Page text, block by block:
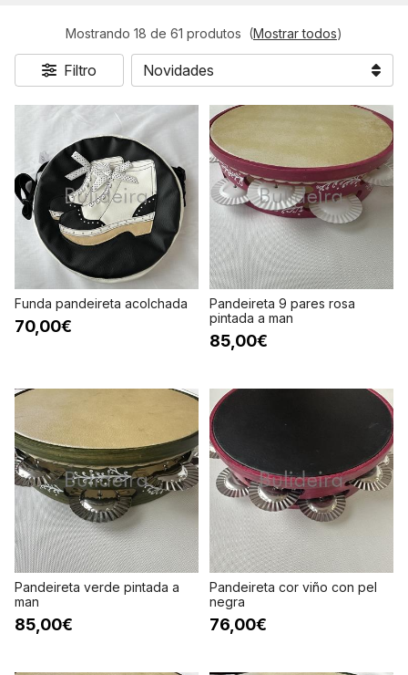
Mostrando 18 de 61 produtos (Mostrar todos)
Filtro
Funda pandeireta acolchada
70,00€
Pandeireta 9 pares rosa
pintada a man
85,00€
Pandeireta verde pintada a
man
85,00€
Pandeireta cor viño con pel
negra
76,00€